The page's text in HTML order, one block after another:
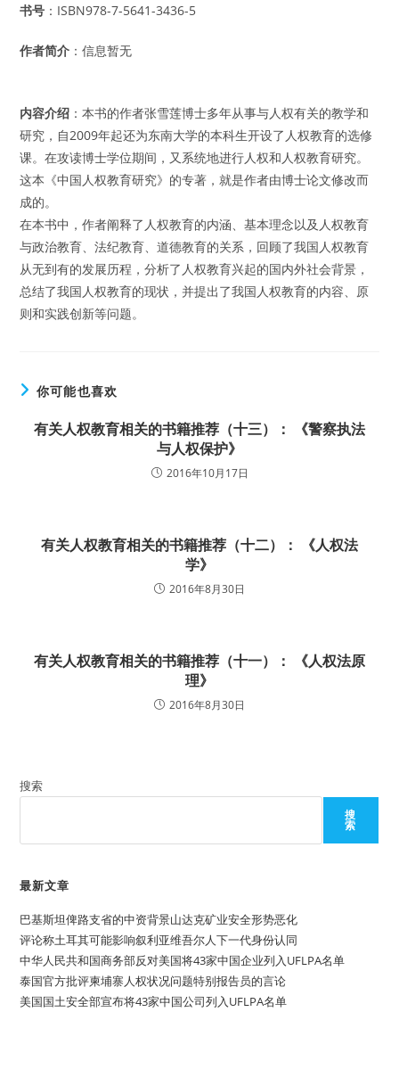
书号 ：ISBN978-7-5641-3436-5
作者简介 ：信息暂无
内容介绍 ：本书的作者张雪莲博士多年从事与人权有关的教学和
研究，自2009年起还为东南大学的本科生开设了人权教育的选修
课。在攻读博士学位期间，又系统地进行人权和人权教育研究。
这本《中国人权教育研究》的专著，就是作者由博士论文修改而
成的。
在本书中，作者阐释了人权教育的内涵、基本理念以及人权教育
与政治教育、法纪教育、道德教育的关系，回顾了我国人权教育
从无到有的发展历程，分析了人权教育兴起的国内外社会背景，
总结了我国人权教育的现状，并提出了我国人权教育的内容、原
则和实践创新等问题。
你可能也喜欢
有关人权教育相关的书籍推荐（十三）： 《警察执法
与人权保护》
2016年10月17日
有关人权教育相关的书籍推荐（十二）： 《人权法
学》
2016年8月30日
有关人权教育相关的书籍推荐（十一）： 《人权法原
理》
2016年8月30日
搜索
搜
索
最新文章
巴基斯坦俾路支省的中资背景山达克矿业安全形势恶化
评论称土耳其可能影响叙利亚维吾尔人下一代身份认同
中华人民共和国商务部反对美国将43家中国企业列入UFLPA名单
泰国官方批评柬埔寨人权状况问题特别报告员的言论
美国国土安全部宣布将43家中国公司列入UFLPA名单